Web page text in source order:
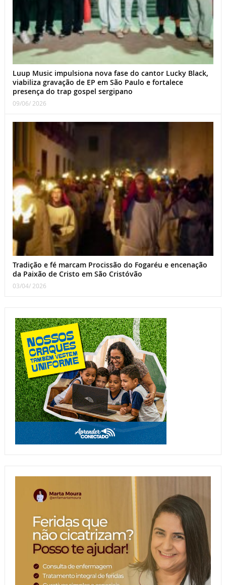
Luup Music impulsiona nova fase do cantor Lucky Black,
viabiliza gravação de EP em São Paulo e fortalece
presença do trap gospel sergipano
09/06/ 2026
Tradição e fé marcam Procissão do Fogaréu e encenação
da Paixão de Cristo em São Cristóvão
03/04/ 2026